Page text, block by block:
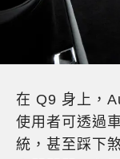
在 Q9 身上，
使用者可透過
統，甚至踩下